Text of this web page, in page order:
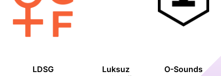
LDSG
Luksuz
O-Sounds